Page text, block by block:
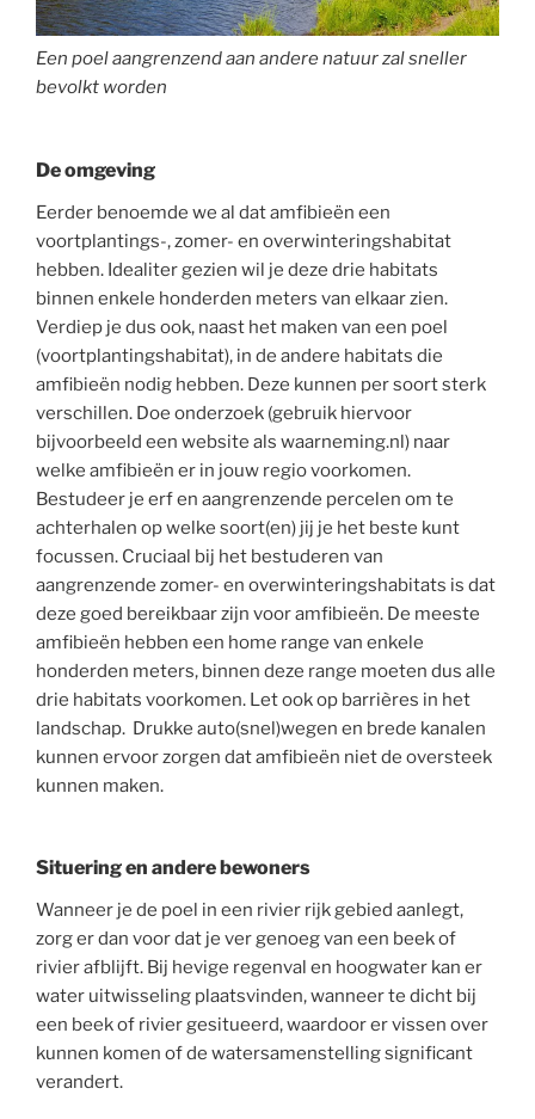
Een poel aangrenzend aan andere natuur zal sneller
bevolkt worden
De omgeving
Eerder benoemde we al dat amfibieën een
voortplantings-, zomer- en overwinteringshabitat
hebben. Idealiter gezien wil je deze drie habitats
binnen enkele honderden meters van elkaar zien.
Verdiep je dus ook, naast het maken van een poel
(voortplantingshabitat), in de andere habitats die
amfibieën nodig hebben. Deze kunnen per soort sterk
verschillen. Doe onderzoek (gebruik hiervoor
bijvoorbeeld een website als waarneming.nl) naar
welke amfibieën er in jouw regio voorkomen.
Bestudeer je erf en aangrenzende percelen om te
achterhalen op welke soort(en) jij je het beste kunt
focussen. Cruciaal bij het bestuderen van
aangrenzende zomer- en overwinteringshabitats is dat
deze goed bereikbaar zijn voor amfibieën. De meeste
amfibieën hebben een home range van enkele
honderden meters, binnen deze range moeten dus alle
drie habitats voorkomen. Let ook op barrières in het
landschap. Drukke auto(snel)wegen en brede kanalen
kunnen ervoor zorgen dat amfibieën niet de oversteek
kunnen maken.
Situering en andere bewoners
Wanneer je de poel in een rivier rijk gebied aanlegt,
zorg er dan voor dat je ver genoeg van een beek of
rivier afblijft. Bij hevige regenval en hoogwater kan er
water uitwisseling plaatsvinden, wanneer te dicht bij
een beek of rivier gesitueerd, waardoor er vissen over
kunnen komen of de watersamenstelling significant
verandert.